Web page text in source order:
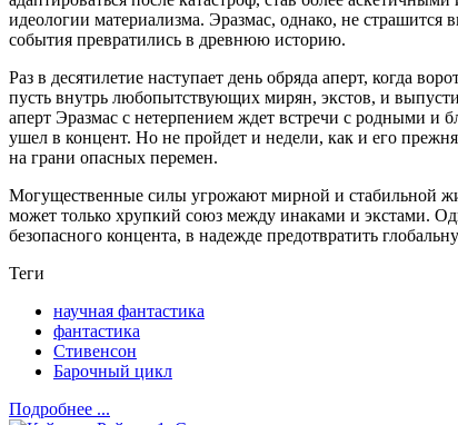
идеологии материализма. Эразмас, однако, не страшится
события превратились в древнюю историю.
Раз в десятилетие наступает день обряда аперт, когда
пусть внутрь любопытствующих мирян, экстов, и
аперт Эразмас с нетерпением ждет встречи с родными и
ушел в концент. Но не пройдет и недели, как и его
на грани опасных перемен.
Могущественные силы угрожают мирной и стабильной
может только хрупкий союз между инаками и экстами.
безопасного концента, в надежде предотвратить
Теги
научная фантастика
фантастика
Стивенсон
Барочный цикл
Подробнее ...